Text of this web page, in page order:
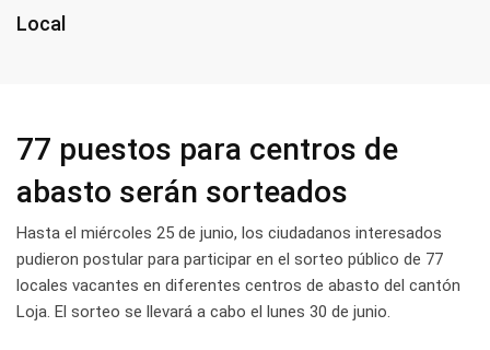
Local
77 puestos para centros de
abasto serán sorteados
Hasta el miércoles 25 de junio, los ciudadanos interesados
pudieron postular para participar en el sorteo público de 77
locales vacantes en diferentes centros de abasto del cantón
Loja. El sorteo se llevará a cabo el lunes 30 de junio.